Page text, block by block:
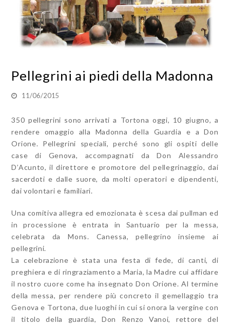
Pellegrini ai piedi della Madonna
11/06/2015
350 pellegrini sono arrivati a Tortona oggi, 10 giugno, a
rendere omaggio alla Madonna della Guardia e a Don
Orione. Pellegrini speciali, perché sono gli ospiti delle
case di Genova, accompagnati da Don Alessandro
D’Acunto, il direttore e promotore del pellegrinaggio, dai
sacerdoti e dalle suore, da molti operatori e dipendenti,
dai volontari e familiari.
Una comitiva allegra ed emozionata è scesa dai pullman ed
in processione è entrata in Santuario per la messa,
celebrata da Mons. Canessa, pellegrino insieme ai
pellegrini.
La celebrazione è stata una festa di fede, di canti, di
preghiera e di ringraziamento a Maria, la Madre cui affidare
il nostro cuore come ha insegnato Don Orione. Al termine
della messa, per rendere più concreto il gemellaggio tra
Genova e Tortona, due luoghi in cui si onora la vergine con
il titolo della guardia, Don Renzo Vanoi, rettore del